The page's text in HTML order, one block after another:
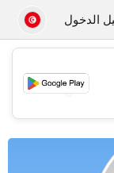
الدخول
💖